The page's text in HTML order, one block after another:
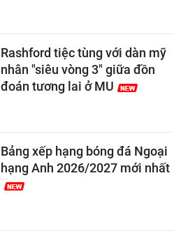
Rashford tiệc tùng với dàn mỹ
nhân "siêu vòng 3" giữa đồn
đoán tương lai ở MU
Bảng xếp hạng bóng đá Ngoại
hạng Anh 2026/2027 mới nhất